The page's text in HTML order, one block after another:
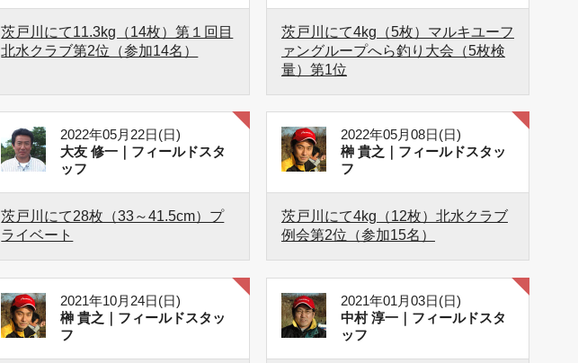
茨戸川にて11.3kg（14枚）第１回目
北水クラブ第2位（参加14名）
茨戸川にて4kg（5枚）マルキユーフ
ァングループへら釣り大会（5枚検
量）第1位
2022年05月22日(日)
大友 修一｜フィールドスタ
ッフ
茨戸川にて28枚（33～41.5cm）プ
ライベート
2022年05月08日(日)
榊 貴之｜フィールドスタッ
フ
茨戸川にて4kg（12枚）北水クラブ
例会第2位（参加15名）
2021年10月24日(日)
榊 貴之｜フィールドスタッ
フ
2021年01月03日(日)
中村 淳一｜フィールドスタ
ッフ